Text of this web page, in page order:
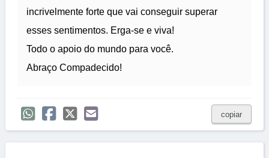
incrivelmente forte que vai conseguir superar
esses sentimentos. Erga-se e viva!
Todo o apoio do mundo para você.
Abraço Compadecido!
copiar